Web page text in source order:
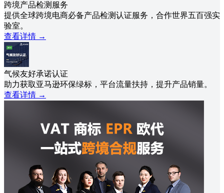
跨境产品检测服务
提供全球跨境电商必备产品检测认证服务，合作世界五百强实
验室。
查看详情 →
气候友好承诺认证
助力获取亚马逊环保绿标，平台流量扶持，提升产品销量。
查看详情 →